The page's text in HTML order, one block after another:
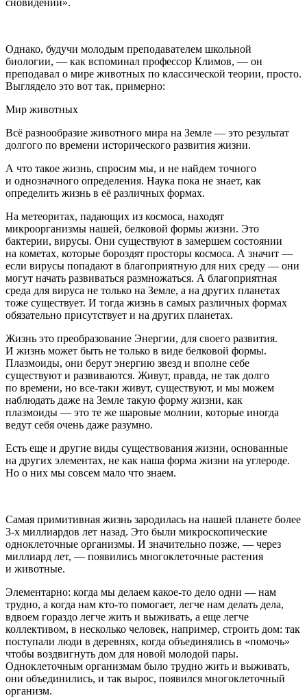
сновидений».
Однако, будучи молодым преподавателем школьной
биологии, — как вспоминал профессор Климов, — он
преподавал о мире животных по классической теории, просто.
Выглядело это вот так, примерно:
Мир животных
Всё разнообразие животного мира на Земле — это результат
долгого по времени исторического развития жизни.
А что такое жизнь, спросим мы, и не найдем точного
и однозначного определения. Наука пока не знает, как
определить жизнь в её различных формах.
На метеоритах, падающих из космоса, находят
микроорганизмы нашей, белковой формы жизни. Это
бактерии, вирусы. Они существуют в замершем состоянии
на кометах, которые бороздят просторы космоса. А значит —
если вирусы попадают в благоприятную для них среду — они
могут начать развиваться размножаться. А благоприятная
среда для вируса не только на Земле, а на других планетах
тоже существует. И тогда жизнь в самых различных формах
обязательно присутствует и на других планетах.
Жизнь это преобразование Энергии, для своего развития.
И жизнь может быть не только в виде белковой формы.
Плазмоиды, они берут энергию звезд и вполне себе
существуют и развиваются. Живут, правда, не так долго
по времени, но все-таки живут, существуют, и мы можем
наблюдать даже на Земле такую форму жизни, как
плазмоиды — это те же шаровые молнии, которые иногда
ведут себя очень даже разумно.
Есть еще и другие виды существования жизни, основанные
на других элементах, не как наша форма жизни на углероде.
Но о них мы совсем мало что знаем.
Самая примитивная жизнь зародилась на нашей планете более
3-х миллиардов лет назад. Это были микроскопические
одноклеточные организмы. И значительно позже, — через
миллиард лет, — появились многоклеточные растения
и животные.
Элементарно: когда мы делаем какое-то дело одни — нам
трудно, а когда нам кто-то помогает, легче нам делать дела,
вдвоем гораздо легче жить и выживать, а еще легче
коллективом, в несколько человек, например, строить дом: так
поступали люди в деревнях, когда объединялись в «помочь»
чтобы воздвигнуть дом для новой молодой пары.
Одноклеточным организмам было трудно жить и выживать,
они объединились, и так вырос, появился многоклеточный
организм.